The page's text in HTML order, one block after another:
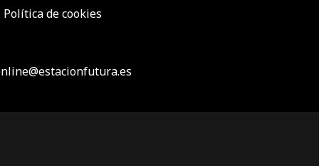
Política de cookies